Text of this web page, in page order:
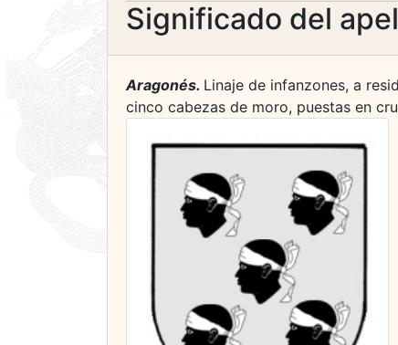
Significado del
Aragonés. Linaje de infanzones, a
cinco cabezas de moro, puestas en